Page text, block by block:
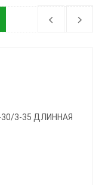
3-35 ДЛИННАЯ